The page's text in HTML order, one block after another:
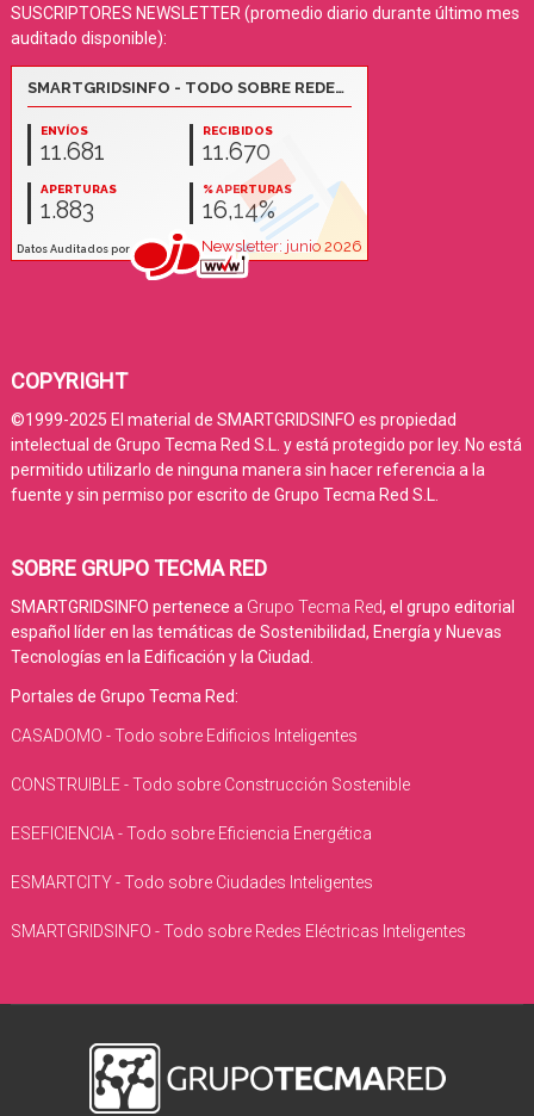
SUSCRIPTORES NEWSLETTER (promedio diario durante último mes
auditado disponible):
COPYRIGHT
©1999-2025 El material de SMARTGRIDSINFO es propiedad
intelectual de Grupo Tecma Red S.L. y está protegido por ley. No está
permitido utilizarlo de ninguna manera sin hacer referencia a la
fuente y sin permiso por escrito de Grupo Tecma Red S.L.
SOBRE GRUPO TECMA RED
SMARTGRIDSINFO pertenece a Grupo Tecma Red, el grupo editorial
español líder en las temáticas de Sostenibilidad, Energía y Nuevas
Tecnologías en la Edificación y la Ciudad.
Portales de Grupo Tecma Red:
CASADOMO - Todo sobre Edificios Inteligentes
CONSTRUIBLE - Todo sobre Construcción Sostenible
ESEFICIENCIA - Todo sobre Eficiencia Energética
ESMARTCITY - Todo sobre Ciudades Inteligentes
SMARTGRIDSINFO - Todo sobre Redes Eléctricas Inteligentes